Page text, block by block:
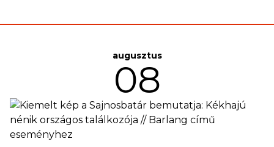
augusztus
08